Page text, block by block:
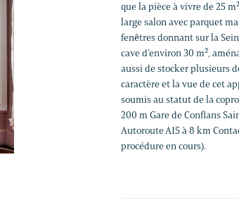
que la pièce à vivre de 25
large salon avec parquet
fenêtres donnant sur la
cave d’environ 30 m²,
aussi de stocker plusieurs
caractère et la vue de cet
soumis au statut de la
200 m Gare de Conflans
Autoroute A15 à 8 km
procédure en cours).